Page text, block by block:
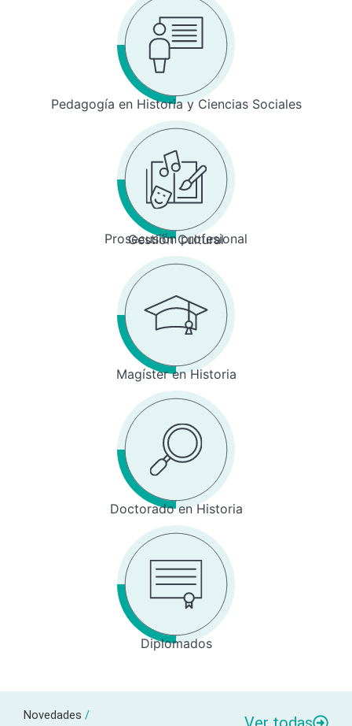
Pedagogía en Historia y Ciencias Sociales
Prosecusión profesional
Gestión Cultural
Magíster en Historia
Doctorado en Historia
Diplomados
Novedades /